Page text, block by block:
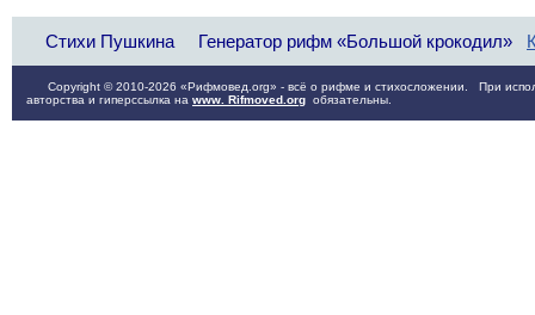
Стихи Пушкина Генератор рифм «Большой крокодил»
Copyright © 2010-2026 «Рифмовед.org» - всё о рифме и стихосложении. При
авторства и гиперссылка на www. Rifmoved.org обязательны.